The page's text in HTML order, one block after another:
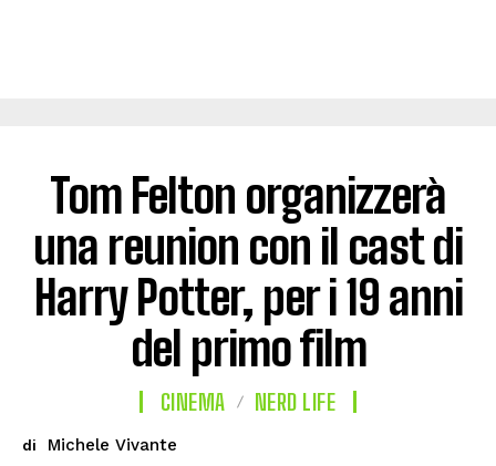
Tom Felton organizzerà
una reunion con il cast di
Harry Potter, per i 19 anni
del primo film
CINEMA NERD LIFE
di Michele Vivante